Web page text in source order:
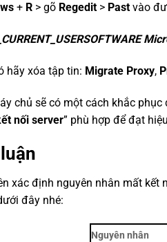
+ R > gõ Regedit > Past vào
hãy xóa tập tin: Migrate Proxy,
chủ sẽ có một cách khắc
nối server” phù hợp để đạt
xác định nguyên nhân mất kết
đây nhé:
Nguyên nhân